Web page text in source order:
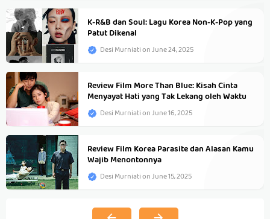
K-R&B dan Soul: Lagu Korea Non-K-Pop yang
Patut Dikenal
Desi MurniationJune 24, 2025
Review Film More Than Blue: Kisah Cinta
Menyayat Hati yang Tak Lekang oleh Waktu
Desi MurniationJune 16, 2025
Review Film Korea Parasite dan Alasan Kamu
Wajib Menontonnya
Desi MurniationJune 15, 2025